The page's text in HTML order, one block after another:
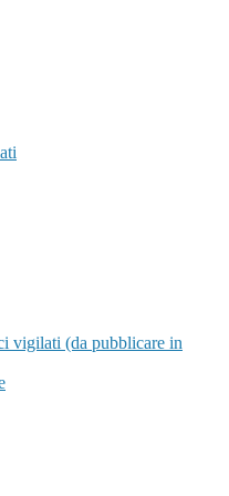
vigilati (da pubblicare in